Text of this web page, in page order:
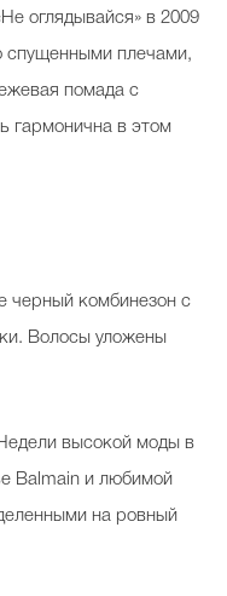
оглядывайся» в 2009
спущенными плечами,
помада с
гармонична в этом
черный комбинезон с
Волосы уложены
высокой моды в
Balmain и любимой
на ровный